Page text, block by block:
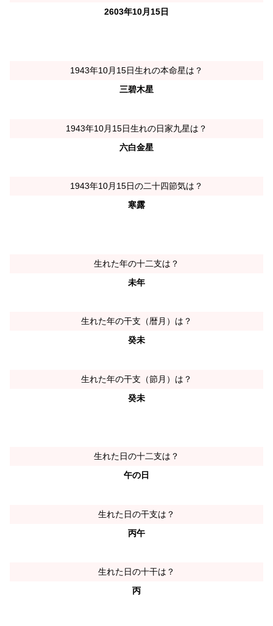
2603年10月15日
1943年10月15日生れの本命星は？
三碧木星
1943年10月15日生れの日家九星は？
六白金星
1943年10月15日の二十四節気は？
寒露
生れた年の十二支は？
未年
生れた年の干支（暦月）は？
癸未
生れた年の干支（節月）は？
癸未
生れた日の十二支は？
午の日
生れた日の干支は？
丙午
生れた日の十干は？
丙